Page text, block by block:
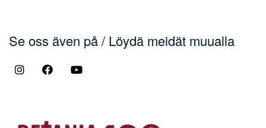
Se oss även på / Löydä meidät muualla